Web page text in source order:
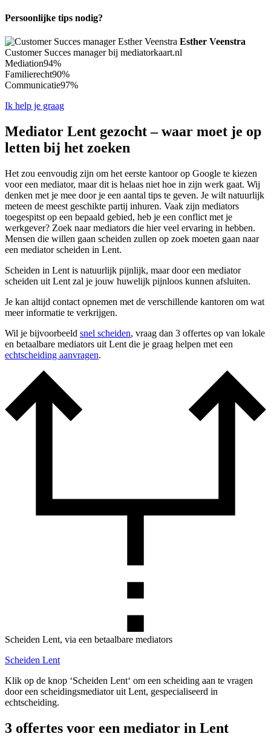
Persoonlijke tips nodig?
Esther Veenstra
Customer Succes manager bij mediatorkaart.nl
Mediation94%
Familierecht90%
Communicatie97%
Ik help je graag
Mediator Lent gezocht – waar moet je op
letten bij het zoeken
Het zou eenvoudig zijn om het eerste kantoor op Google te kiezen
voor een mediator, maar dit is helaas niet hoe in zijn werk gaat. Wij
denken met je mee door je een aantal tips te geven. Je wilt natuurlijk
meteen de meest geschikte partij inhuren. Vaak zijn mediators
toegespitst op een bepaald gebied, heb je een conflict met je
werkgever? Zoek naar mediators die hier veel ervaring in hebben.
Mensen die willen gaan scheiden zullen op zoek moeten gaan naar
een mediator scheiden in Lent.
Scheiden in Lent is natuurlijk pijnlijk, maar door een mediator
scheiden uit Lent zal je jouw huwelijk pijnloos kunnen afsluiten.
Je kan altijd contact opnemen met de verschillende kantoren om wat
meer informatie te verkrijgen.
Wil je bijvoorbeeld snel scheiden, vraag dan 3 offertes op van lokale
en betaalbare mediators uit Lent die je graag helpen met een
echtscheiding aanvragen.
Scheiden Lent, via een betaalbare mediators
Scheiden Lent
Klik op de knop ‘Scheiden Lent‘ om een scheiding aan te vragen
door een scheidingsmediator uit Lent, gespecialiseerd in
echtscheiding.
3 offertes voor een mediator in Lent